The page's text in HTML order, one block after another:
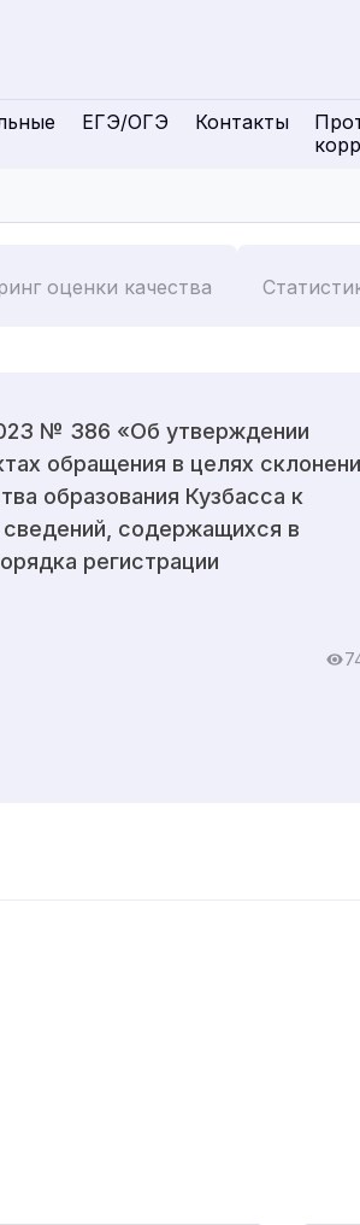
ЕГЭ/ОГЭ Контакты
оценки качества
№ 386 «Об утверждении
обращения в целях
образования Кузбасса к
содержащихся в
регистрации